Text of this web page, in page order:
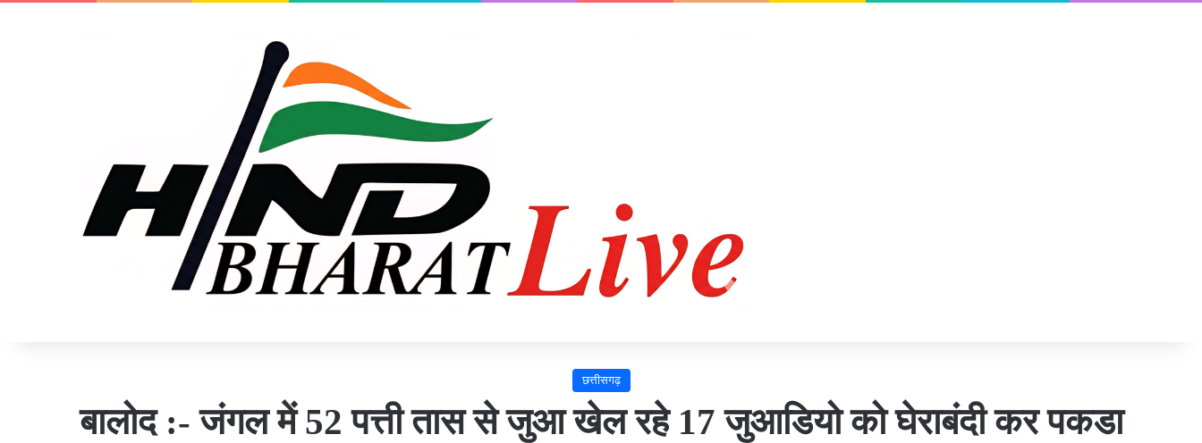
छत्तीसगढ़
बालोद :- जंगल में 52 पत्ती तास से जुआ खेल रहे 17 जुआडियो को घेराबंदी कर पकडा